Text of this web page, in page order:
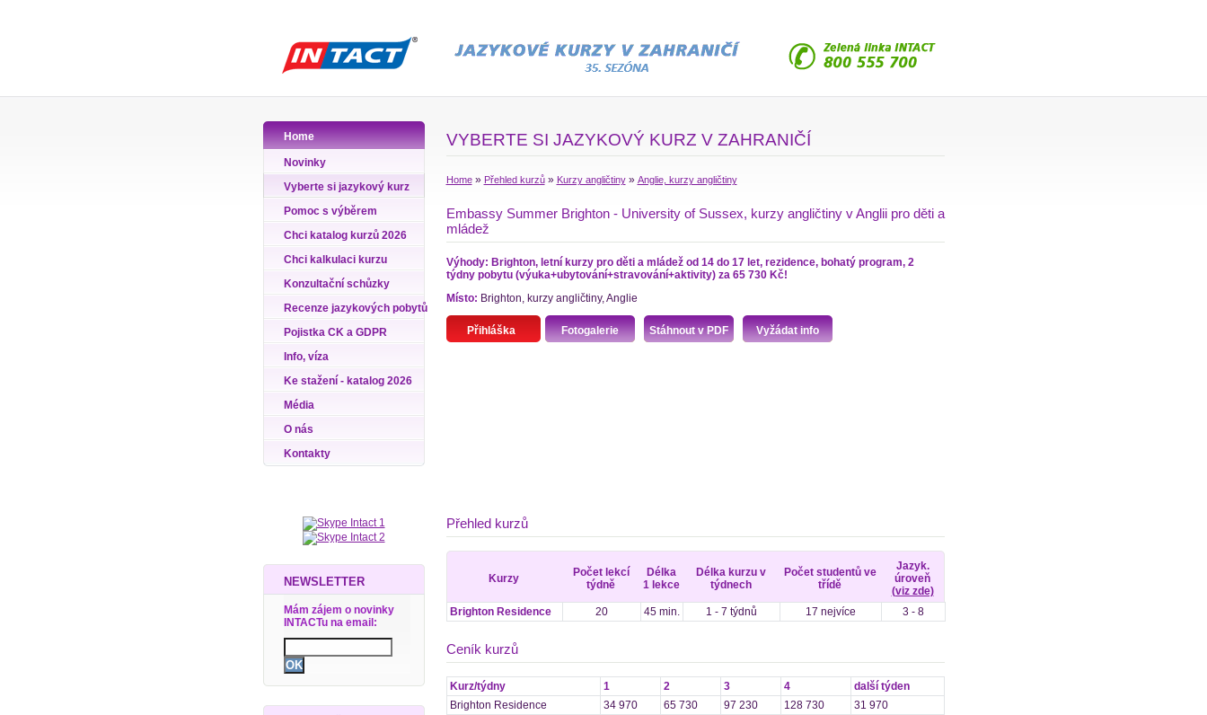
Home
Novinky
Vyberte si jazykový kurz
Pomoc s výběrem
Chci katalog kurzů 2026
Chci kalkulaci kurzu
Konzultační schůzky
Recenze jazykových pobytů
Pojistka CK a GDPR
Info, víza
Ke stažení - katalog 2026
Média
O nás
Kontakty
NEWSLETTER
Mám zájem o novinky
INTACTu na email:
VYBERTE SI JAZYKOVÝ KURZ V ZAHRANIČÍ
Home» Přehled kurzů» Kurzy angličtiny» Anglie, kurzy angličtiny
Embassy Summer Brighton - University of Sussex, kurzy angličtiny v Anglii pro děti a
mládež
Výhody: Brighton, letní kurzy pro děti a mládež od 14 do 17 let, rezidence, bohatý program, 2
týdny pobytu (výuka+ubytování+stravování+aktivity) za 65 730 Kč!
Místo: Brighton, kurzy angličtiny, Anglie
Přihláška Fotogalerie Stáhnout v PDF Vyžádat info
Přehled kurzů
Kurzy
Počet lekcí
týdně
Délka
1 lekce
Délka kurzu v
týdnech
Počet studentů ve
třídě
Jazyk.
úroveň
(viz zde)
Brighton Residence
20 45 min. 1 - 7 týdnů 17 nejvíce 3 - 8
Ceník kurzů
Kurz/týdny 1 2 3 4
další týden
Brighton Residence
34 970 65 730 97 230 128 730 31 970